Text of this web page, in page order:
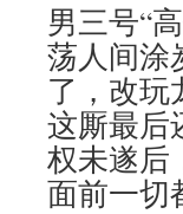
男三号“
荡人间涂
了，改玩
这厮最后
权未遂后
面前一切